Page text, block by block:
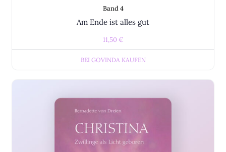
Band 4
Am Ende ist alles gut
11,50€
BEI GOVINDA KAUFEN